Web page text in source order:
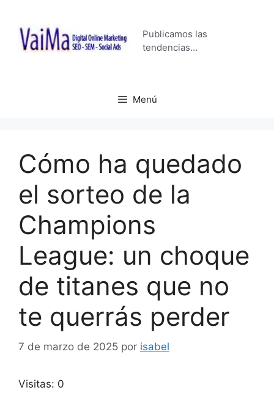
contenido
Publicamos las
tendencias…
Menú
Cómo ha quedado
el sorteo de la
Champions
League: un choque
de titanes que no
te querrás perder
7 de marzo de 2025 por isabel
Visitas: 0